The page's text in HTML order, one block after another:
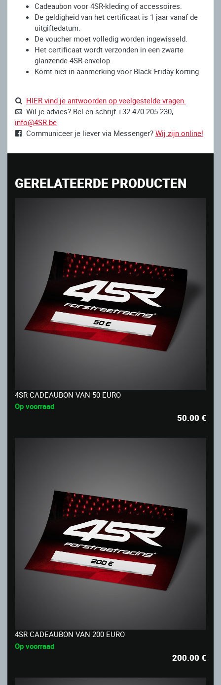
Cadeaubon voor 4SR-kleding of accessoires.
De geldigheid van het certificaat is 1 jaar vanaf de
uitgiftedatum.
De voucher moet volledig worden ingewisseld.
Het certificaat wordt verzonden in een zwarte
glanzende 4SR-envelop.
Komt niet in aanmerking voor Black Friday korting
HIER vind je antwoorden op veelgestelde vragen.
Wil je advies? Bel en schrijf +32 470 205 230,
info@4SR.be
Communiceer je liever via Messenger? Wij zijn online!
GERELATEERDE PRODUCTEN
4SR CADEAUBON VAN 50 EURO
Op voorraad
50.00€
4SR CADEAUBON VAN 200 EURO
Op voorraad
200.00€